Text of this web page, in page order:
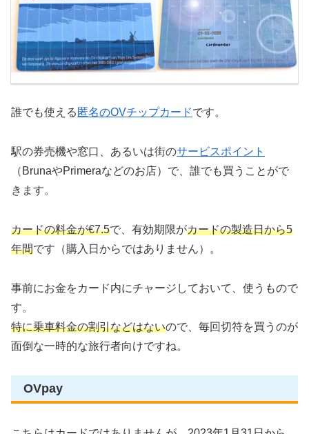
誰でも使える 匿名のOVチップカードです。
駅の券売機や窓口、あるいは街のサービスポイント
（BrunaやPrimeraなどのお店）で、誰でも買うことがで
きます。
カードの料金が€7.5で、有効期限がカードの製造日から5
年間です（購入日からではありません）。
事前にお金をカード内にチャージしておいて、使うもので
す。
特に乗車料金の割引などはないので、毎回切符を買うのが
面倒な一時的な旅行者向けですね。
OVpay